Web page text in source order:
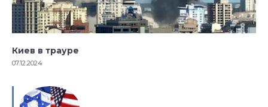
Киев в трауре
07.12.2024